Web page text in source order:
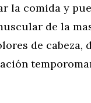
la comida y
de la
de cabeza,